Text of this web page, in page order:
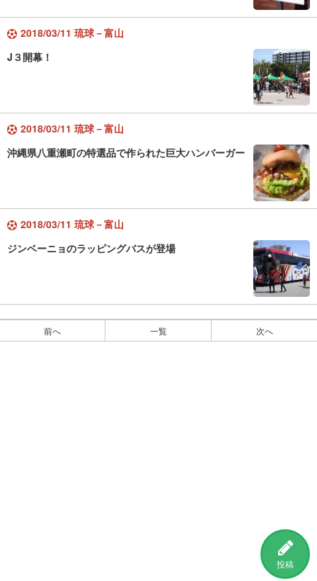
投稿
2018/03/11 琉球－富山
J３開幕！
2018/03/11 琉球－富山
沖縄県八重瀬町の特選品で作られた巨大ハンバーガー
2018/03/11 琉球－富山
ジンベーニョのラッピングバスが登場
前へ 一覧 次へ